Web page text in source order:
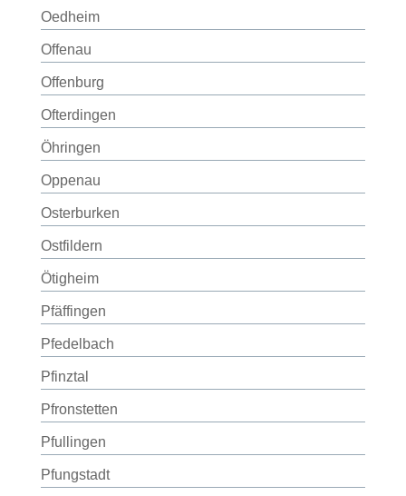
Oedheim
Offenau
Offenburg
Ofterdingen
Öhringen
Oppenau
Osterburken
Ostfildern
Ötigheim
Pfäffingen
Pfedelbach
Pfinztal
Pfronstetten
Pfullingen
Pfungstadt